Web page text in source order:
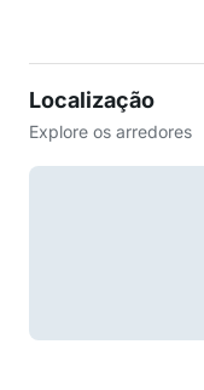
Localização
Explore os arredores